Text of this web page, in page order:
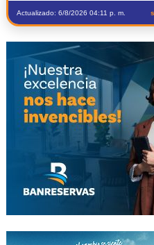
Actualizado: 6/8/2026 04:11 p. m.